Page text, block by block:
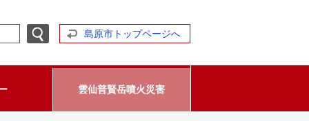
島原市トップページへ
雲仙普賢岳噴火災害